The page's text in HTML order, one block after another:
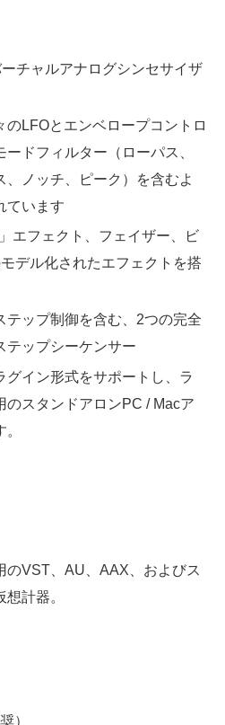
チャルアナログシンセサイザ
のLFOとエンベロープコントロ
ドフィルター（ローパス、
、ノッチ、ピーク）を含むよ
ています
エフェクト、フェイザー、ビ
デル化されたエフェクトを搭
テップ制御を含む、2つの完全
テップシーケンサー
グイン形式をサポートし、ラ
のスタンドアロンPC / Macア
のVST、AU、AAX、およびス
計器。
）